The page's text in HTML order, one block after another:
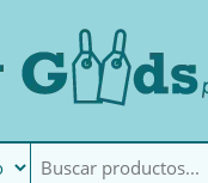
Papelería
My